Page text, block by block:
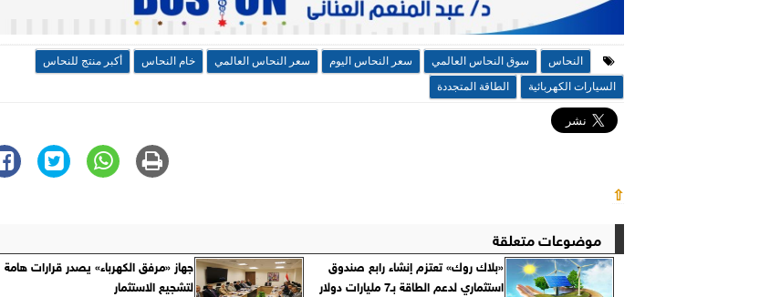
النحاس سوق النحاس العالمي سعر النحاس اليوم سعر النحاس العالمي خام النحاس
أكبر منتج للنحاس
السيارات الكهربائية
الطاقة المتجددة
⇧
موضوعات متعلقة
«بلاك روك» تعتزم إنشاء رابع صندوق
استثماري لدعم الطاقة بـ7 مليارات دولار
جهاز «مرفق الكهرباء» يصدر قرارات هامة
لتشجيع الاستثمار